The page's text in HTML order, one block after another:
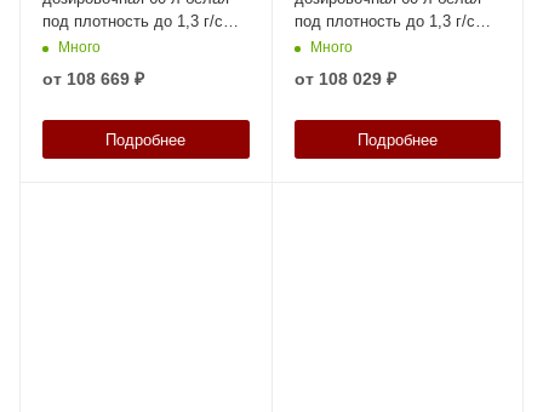
под плотность до 1,3 г/см³
с лопастной мешалкой
Много
от 108 669 ₽
Подробнее
под плотность до 1,3 г/см³
с турбинной мешалкой
Много
от 108 029 ₽
Подробнее